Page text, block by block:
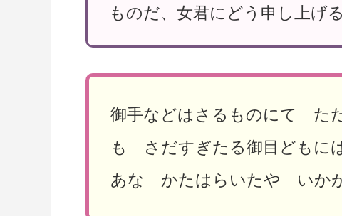
ものだ、女君にどう申し上げ
御手などはさるものにて た
も さだすぎたる御目ども
あな かたはらいたや いか